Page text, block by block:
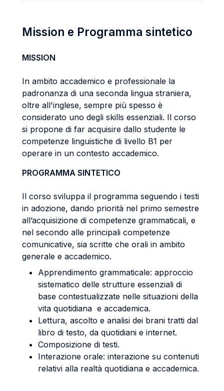
Mission e Programma sintetico
MISSION
In ambito accademico e professionale la
padronanza di una seconda lingua straniera,
oltre all'inglese, sempre più spesso è
considerato uno degli skills essenziali. Il corso
si propone di far acquisire dallo studente le
competenze linguistiche di livello B1 per
operare in un contesto accademico.
PROGRAMMA SINTETICO
Il corso sviluppa il programma seguendo i testi
in adozione, dando priorità nel primo semestre
all’acquisizione di competenze grammaticali, e
nel secondo alle principali competenze
comunicative, sia scritte che orali in ambito
generale e accademico.
Apprendimento grammaticale: approccio
sistematico delle strutture essenziali di
base contestualizzate nelle situazioni della
vita quotidiana e accademica.
Lettura, ascolto e analisi dei brani tratti dal
libro di testo, da quotidiani e internet.
Composizione di testi.
Interazione orale: interazione su contenuti
relativi alla realtà quotidiana e accademica.